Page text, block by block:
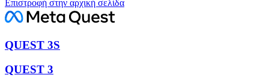
Επιστροφή στην αρχική σελίδα
QUEST 3S
QUEST 3